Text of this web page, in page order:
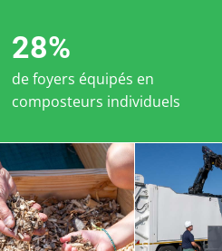
28%
de foyers équipés en
composteurs individuels